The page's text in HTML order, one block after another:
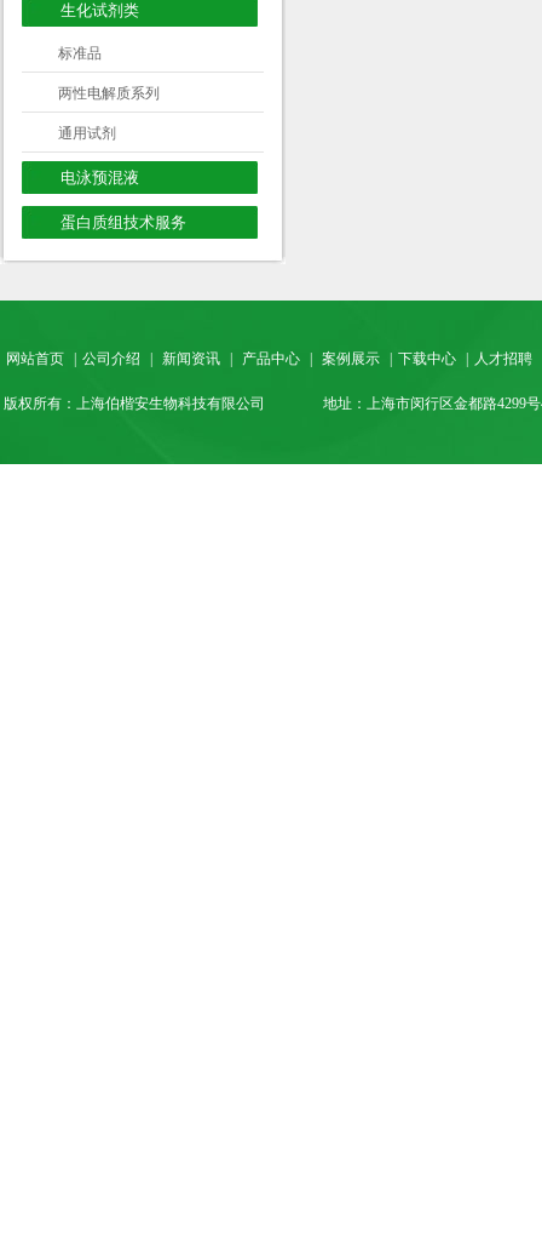
生化试剂类
标准品
两性电解质系列
通用试剂
电泳预混液
蛋白质组技术服务
网站首页 公司介绍 新闻资讯 产品中心 案例展示 下载中心 人才招聘
版权所有：上海伯楷安生物科技有限公司 地址：上海市闵行区金都路4299